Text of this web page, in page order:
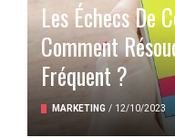
Les Échecs De
Comment
Fréquent ?
MARKETING / 12/10/2023